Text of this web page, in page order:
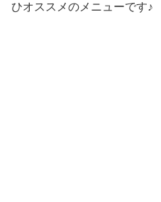
ひオススメのメニューです♪